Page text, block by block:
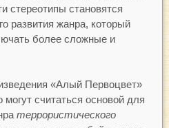
стереотипы становятся
развития жанра, который
более сложные и
«Алый Первоцвет»
считаться основой для
террористического